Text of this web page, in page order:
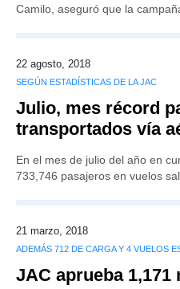
Camilo, aseguró que la
22 agosto, 2018
SEGÚN ESTADÍSTICAS DE LA JAC
Julio, mes récord
transportados vía
En el mes de julio del año en
733,746 pasajeros en vuelos
21 marzo, 2018
ADEMÁS 712 DE CARGA Y 4 VUELOS
JAC aprueba 1,171